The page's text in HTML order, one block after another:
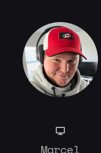
Marcel